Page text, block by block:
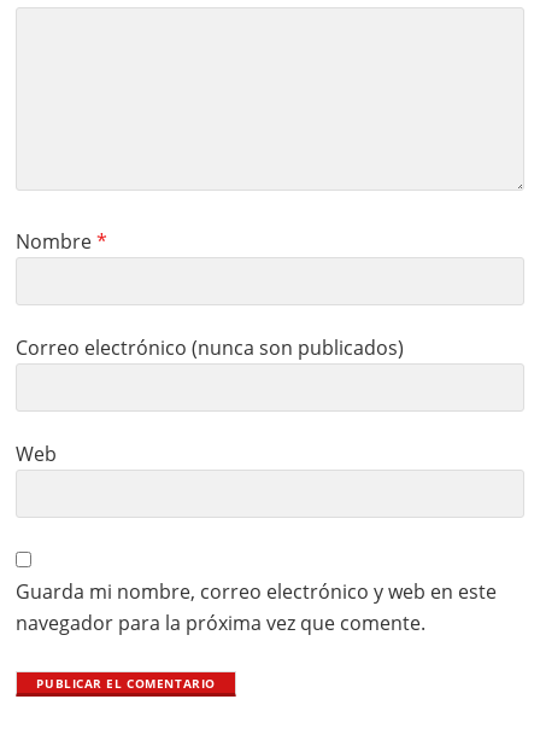
Nombre*
Correo electrónico (nunca son publicados)
Web
Guarda mi nombre, correo electrónico y web en este
navegador para la próxima vez que comente.